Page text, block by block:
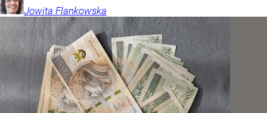
Jowita Flankowska